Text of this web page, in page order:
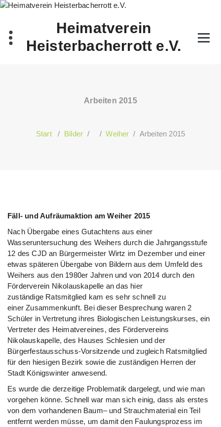
Zum
Heimatverein
Heisterbacherrott e.V.
Arbeiten 2015
Start/ Bilder / /Weiher / Arbeiten 2015
Fäll- und Aufräumaktion am Weiher 2015
Nach Übergabe eines Gutachtens aus einer
Wasseruntersuchung des Weihers durch die Jahrgangsstufe
12 des CJD an Bürgermeister Wirtz im Dezember und einer
etwas späteren Übergabe von Bildern aus dem Umfeld des
Weihers aus den 1980er Jahren und von 2014 durch den
Förderverein Nikolauskapelle an das hier
zuständige Ratsmitglied kam es sehr schnell zu
einer Zusammenkunft. Bei dieser Besprechung waren 2
Schüler in Vertretung ihres Biologischen Leistungskurses, ein
Vertreter des Heimatvereines, des Fördervereins
Nikolauskapelle, des Hauses Schlesien und der
Bürgerfestausschuss-Vorsitzende und zugleich Ratsmitglied
für den hiesigen Bezirk sowie die zuständigen Herren der
Stadt Königswinter anwesend.
Es wurde die derzeitige Problematik dargelegt, und wie man
vorgehen könne. Schnell war man sich einig, dass als erstes
von dem vorhandenen Baum– und Strauchmaterial ein Teil
entfernt werden müsse, um damit den Faulungsprozess im